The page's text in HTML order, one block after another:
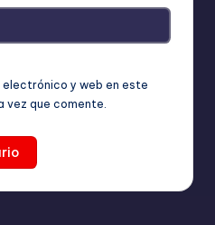
electrónico y web en este
vez que comente.